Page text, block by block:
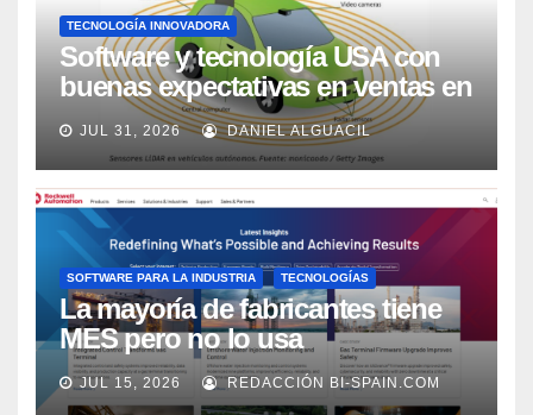
TECNOLOGÍA INNOVADORA
Software y tecnología USA con
buenas expectativas en ventas en
los próximos 2 años, según
Market Watch
JUL 31, 2026 DANIEL ALGUACIL
SOFTWARE PARA LA INDUSTRIA TECNOLOGÍAS
La mayoría de fabricantes tiene
MES pero no lo usa
adecuadamente, según Rockwell
Automation
JUL 15, 2026 REDACCIÓN BI-SPAIN.COM